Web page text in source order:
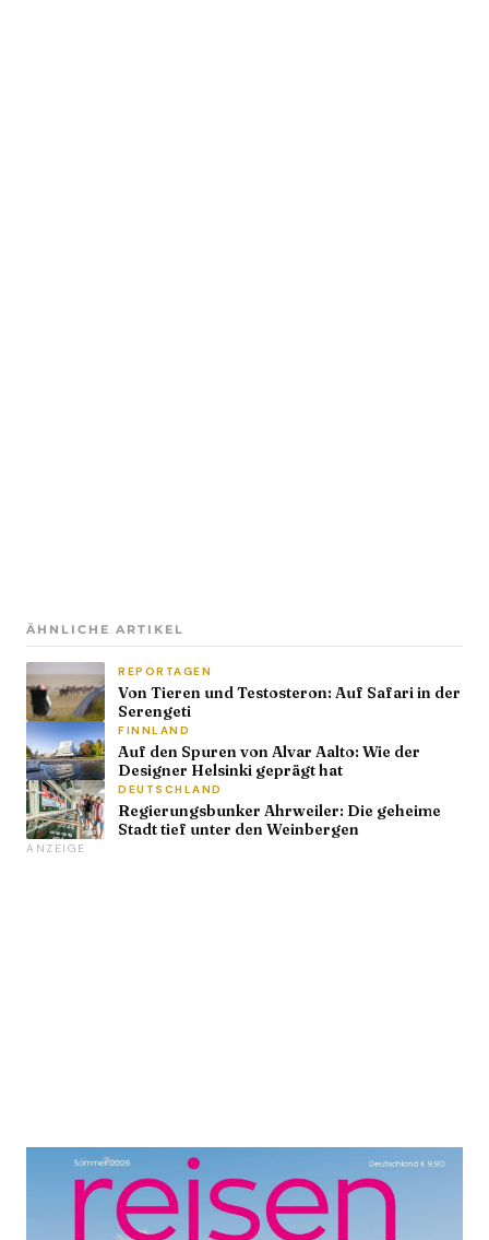
ÄHNLICHE ARTIKEL
REPORTAGEN
Von Tieren und Testosteron: Auf Safari in der
Serengeti
FINNLAND
Auf den Spuren von Alvar Aalto: Wie der
Designer Helsinki geprägt hat
DEUTSCHLAND
Regierungsbunker Ahrweiler: Die geheime
Stadt tief unter den Weinbergen
ANZEIGE